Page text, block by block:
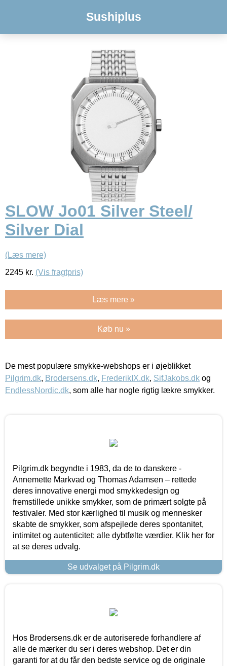
Sushiplus
SLOW Jo01 Silver Steel/
Silver Dial
(Læs mere)
2245 kr. (Vis fragtpris)
Læs mere »
Køb nu »
De mest populære smykke-webshops er i øjeblikket
Pilgrim.dk, Brodersens.dk, FrederikIX.dk, SifJakobs.dk og
EndlessNordic.dk, som alle har nogle rigtig lækre smykker.
Pilgrim.dk begyndte i 1983, da de to danskere -
Annemette Markvad og Thomas Adamsen – rettede
deres innovative energi mod smykkedesign og
fremstillede unikke smykker, som de primært solgte på
festivaler. Med stor kærlighed til musik og mennesker
skabte de smykker, som afspejlede deres spontanitet,
intimitet og autenticitet; alle dybtfølte værdier. Klik her for
at se deres udvalg.
Se udvalget på Pilgrim.dk
Hos Brodersens.dk er de autoriserede forhandlere af
alle de mærker du ser i deres webshop. Det er din
garanti for at du får den bedste service og de originale